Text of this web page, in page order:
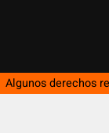
Algunos derechos